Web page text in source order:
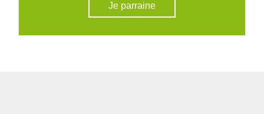
Je parraine